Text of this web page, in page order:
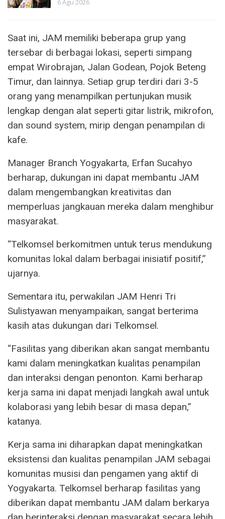
6 Agu 2026
Saat ini, JAM memiliki beberapa grup yang
tersebar di berbagai lokasi, seperti simpang
empat Wirobrajan, Jalan Godean, Pojok Beteng
Timur, dan lainnya. Setiap grup terdiri dari 3-5
orang yang menampilkan pertunjukan musik
lengkap dengan alat seperti gitar listrik, mikrofon,
dan sound system, mirip dengan penampilan di
kafe.
Manager Branch Yogyakarta, Erfan Sucahyo
berharap, dukungan ini dapat membantu JAM
dalam mengembangkan kreativitas dan
memperluas jangkauan mereka dalam menghibur
masyarakat.
“Telkomsel berkomitmen untuk terus mendukung
komunitas lokal dalam berbagai inisiatif positif,”
ujarnya.
Sementara itu, perwakilan JAM Henri Tri
Sulistyawan menyampaikan, sangat berterima
kasih atas dukungan dari Telkomsel.
“Fasilitas yang diberikan akan sangat membantu
kami dalam meningkatkan kualitas penampilan
dan interaksi dengan penonton. Kami berharap
kerja sama ini dapat menjadi langkah awal untuk
kolaborasi yang lebih besar di masa depan,”
katanya.
Kerja sama ini diharapkan dapat meningkatkan
eksistensi dan kualitas penampilan JAM sebagai
komunitas musisi dan pengamen yang aktif di
Yogyakarta. Telkomsel berharap fasilitas yang
diberikan dapat membantu JAM dalam berkarya